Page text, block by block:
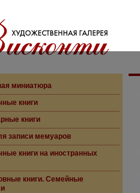
миниатюра
книги
книги
записи мемуаров
книги на иностранных
книги. Семейные